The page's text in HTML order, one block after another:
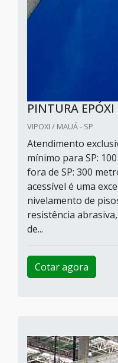
PINTURA EPÓXI
VIPOXI / MAUÁ - SP
Atendimento
mínimo para SP:
fora de SP: 300
acessível é uma
nivelamento de
resistência
de...
Cotar agora